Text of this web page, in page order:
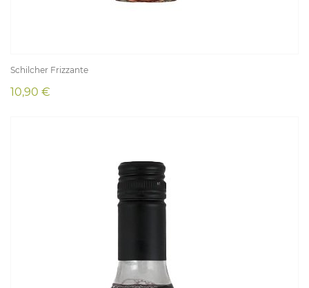
Schilcher Frizzante
10,90 €